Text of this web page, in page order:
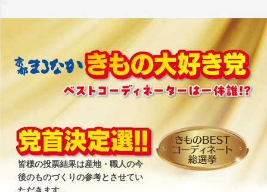
皆様の投票結果は産地・職人の今
後のものづくりの参考とさせてい
ただきます。